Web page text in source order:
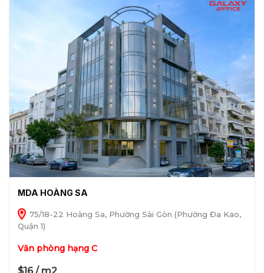
MDA HOÀNG SA
75/18-22 Hoàng Sa, Phường Sài Gòn (Phường Đa Kao,
Quận 1)
Văn phòng hạng C